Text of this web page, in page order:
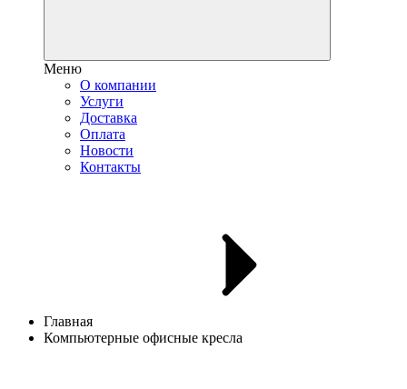
Меню
О компании
Услуги
Доставка
Оплата
Новости
Контакты
Главная
Компьютерные офисные кресла